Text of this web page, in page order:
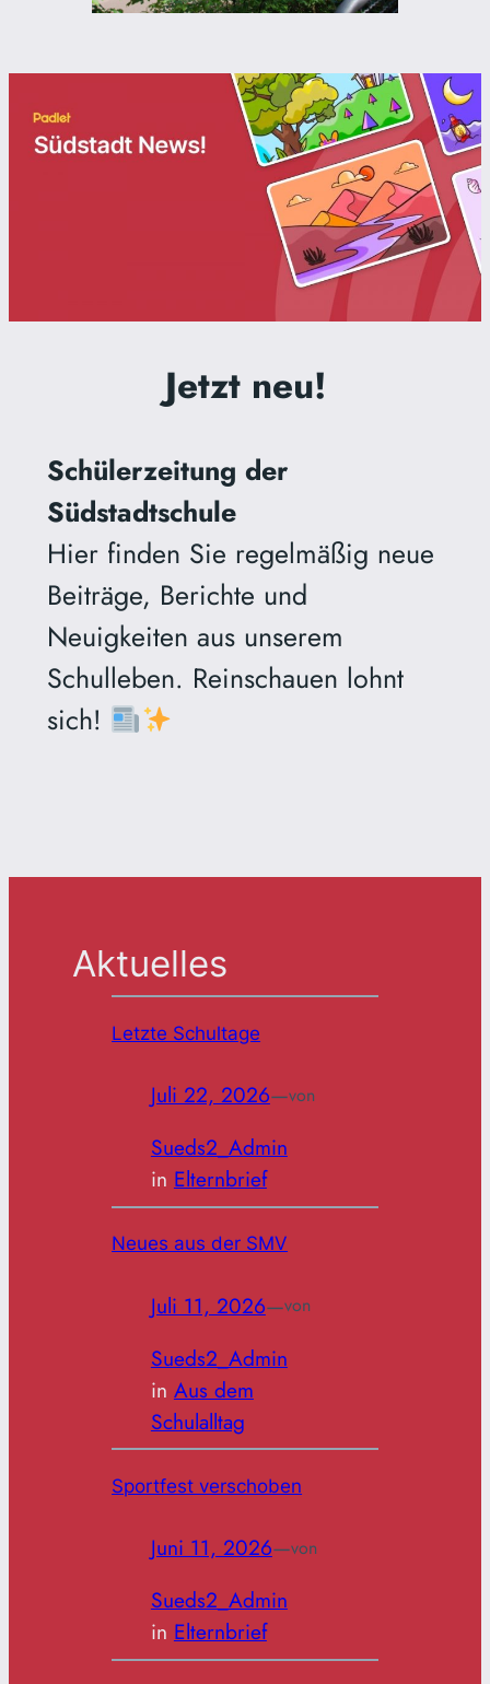
Jetzt neu!
Schülerzeitung der
Südstadtschule
Hier finden Sie regelmäßig neue
Beiträge, Berichte und
Neuigkeiten aus unserem
Schulleben. Reinschauen lohnt
sich!
Aktuelles
Letzte Schultage
Juli 22, 2026—von
Sueds2_Admin
in Elternbrief
Neues aus der SMV
Juli 11, 2026—von
Sueds2_Admin
in Aus dem
Schulalltag
Sportfest verschoben
Juni 11, 2026—von
Sueds2_Admin
in Elternbrief